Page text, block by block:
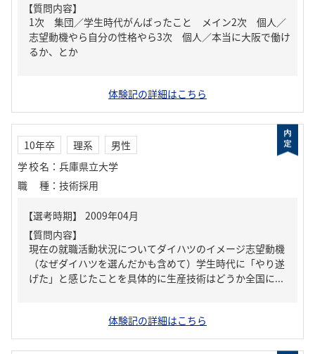
【質問内容】
1次 集団／学生時代がんばったこと メイン2次 個人／
志望動機やら自分の性格やら3次 個人／本当に大阪で働け
るか、とか
体験記の詳細はこちら
10年卒 理系
男性
学校名 ： 兵庫県立大学
職種 ： 技術採用
【質問内容】
現在の就職活動状況についてダイハツのイメージ志望動機
（なぜダイハツを選んだかも含めて）学生時代に「やり遂
げた」と感じたことを具体的に生産技術はどうか全国に...
体験記の詳細はこちら